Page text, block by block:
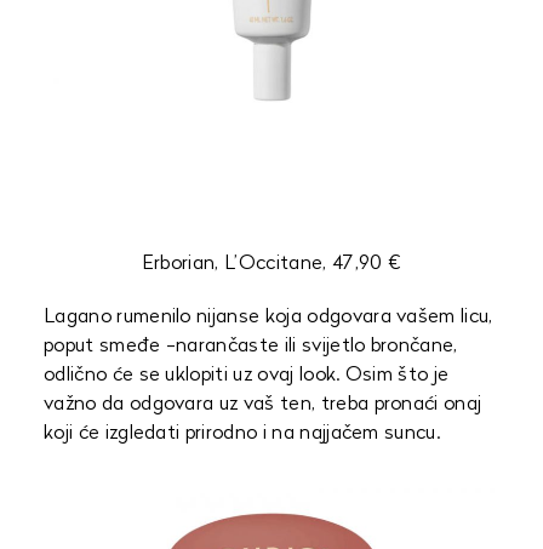
Erborian, L’Occitane, 47,90 €
Lagano rumenilo nijanse koja odgovara vašem licu,
poput smeđe -narančaste ili svijetlo brončane,
odlično će se uklopiti uz ovaj look. Osim što je
važno da odgovara uz vaš ten, treba pronaći onaj
koji će izgledati prirodno i na najjačem suncu.